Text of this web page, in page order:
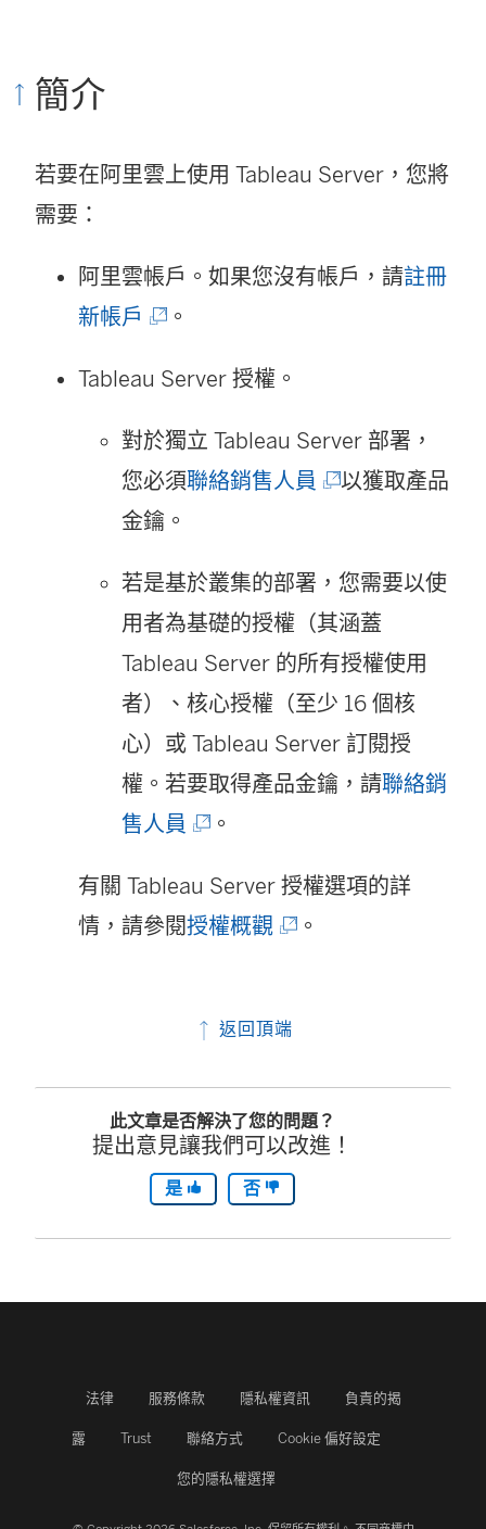
開
)
窗
啟
簡介
若要在阿里雲上使用 Tableau Server，您將
需要：
阿里雲帳戶。如果您沒有帳戶，請註冊
新帳戶 (
在
新
視
開
啟
)
。
Tableau Server 授權。
對於獨立 Tableau Server 部署，
您必須聯絡銷售人員 (
新
視
窗
啟
以獲取產品
金鑰。
若是基於叢集的部署，您需要以使
用者為基礎的授權（其涵蓋
Tableau Server 的所有授權使用
者）、核心授權（至少 16 個核
心）或 Tableau Server 訂閱授
權。若要取得產品金鑰，請聯絡銷
售人員 (
在
視
開
啟
)
。
有關 Tableau Server 授權選項的詳
情，請參閱授權概觀(
在
新
視
窗
開
啟
。
返回頂端
此文章是否解決了您的問題？
提出意見讓我們可以改進！
是 否
法律 服務條款 隱私權資訊 負責的揭
露 Trust 聯絡方式 Cookie 偏好設定
您的隱私權選擇